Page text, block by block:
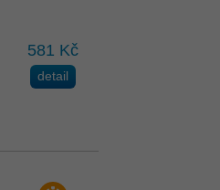
581 Kč
detail